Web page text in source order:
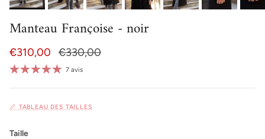
Manteau Françoise - noir
Prix soldé
€310,00 Prix habituel
€330,00
7 avis
📏 TABLEAU DES TAILLES
Taille